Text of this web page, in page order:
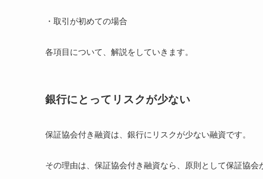
・取引が初めての場合
各項目について、解説をしていきます。
銀行にとってリスクが少ない
保証協会付き融資は、銀行にリスクが少ない融資です。
その理由は、保証協会付き融資なら、原則として保証協会